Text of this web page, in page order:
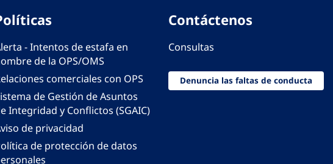
- Intentos de estafa en
de la OPS/OMS
comerciales con OPS
de Gestión de Asuntos
Integridad y Conflictos (SGAIC)
de privacidad
de protección de datos
Contáctenos
Consultas
Denuncia las faltas de conducta